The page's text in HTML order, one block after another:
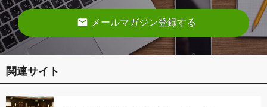
email メールマガジン登録する
関連サイト